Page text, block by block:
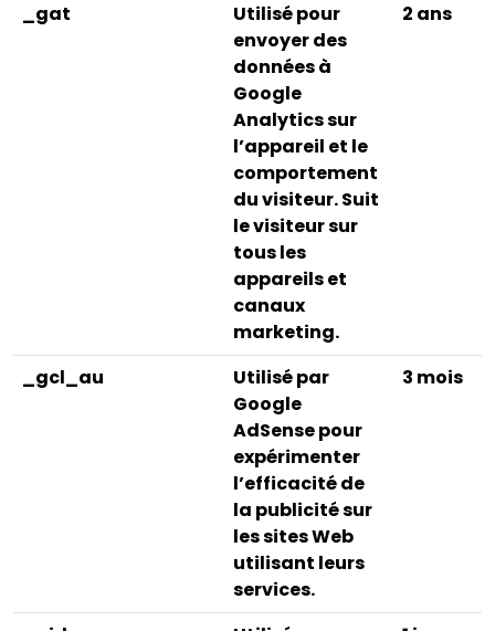
_gat
Utilisé pour
envoyer des
données à
Google
Analytics sur
l’appareil et le
comportement
du visiteur. Suit
le visiteur sur
tous les
appareils et
canaux
marketing.
2 ans
_gcl_au
Utilisé par
Google
AdSense pour
expérimenter
l’efficacité de
la publicité sur
les sites Web
utilisant leurs
services.
3 mois